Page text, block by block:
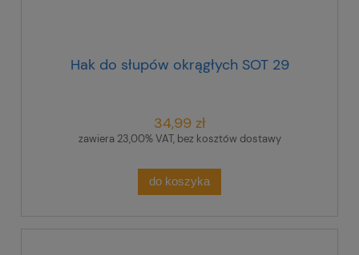
Hak do słupów okrągłych SOT 29
34,99 zł
zawiera 23,00% VAT, bez kosztów dostawy
do koszyka